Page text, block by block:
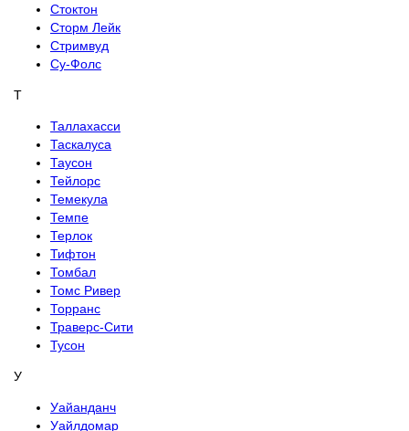
Стоктон
Сторм Лейк
Стримвуд
Су-Фолс
Т
Таллахасси
Таскалуса
Таусон
Тейлорс
Темекула
Темпе
Терлок
Тифтон
Томбал
Томс Ривер
Торранс
Траверс-Сити
Тусон
У
Уайанданч
Уайлдомар